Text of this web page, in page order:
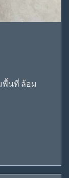
พื้นที่ ล้อม